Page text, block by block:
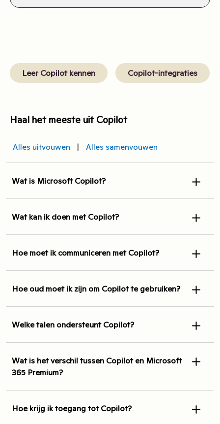
Leer Copilot kennen Copilot-integraties
Haal het meeste uit Copilot
Alles uitvouwen | Alles samenvouwen
Wat is Microsoft Copilot?
Wat kan ik doen met Copilot?
Hoe moet ik communiceren met Copilot?
Hoe oud moet ik zijn om Copilot te gebruiken?
Welke talen ondersteunt Copilot?
Wat is het verschil tussen Copilot en Microsoft
365 Premium?
Hoe krijg ik toegang tot Copilot?